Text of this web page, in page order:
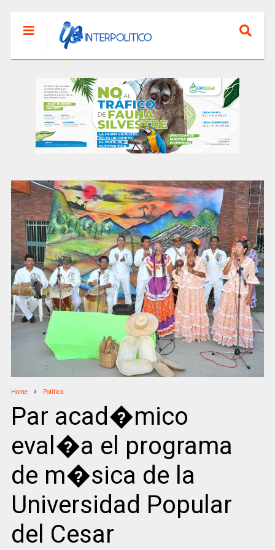
Home Politica
Par acad�mico
eval�a el programa
de m�sica de la
Universidad Popular
del Cesar